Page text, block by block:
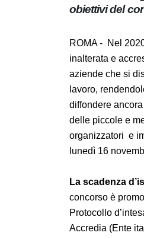
gli obiettivi
ROMA - Nel
inalterata e
le aziende che
di lavoro,
concorso,
soprattutto
webinar
La scadenza
concorso è